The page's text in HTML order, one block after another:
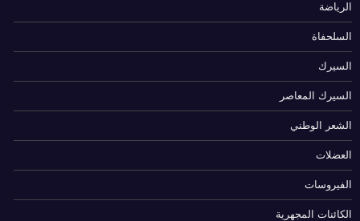
الرياضة
السلحفاة
السيرك
السيرك المعاصر
الشعر الوطني
العضلات
الفيروسات
الكائنات المجهرية